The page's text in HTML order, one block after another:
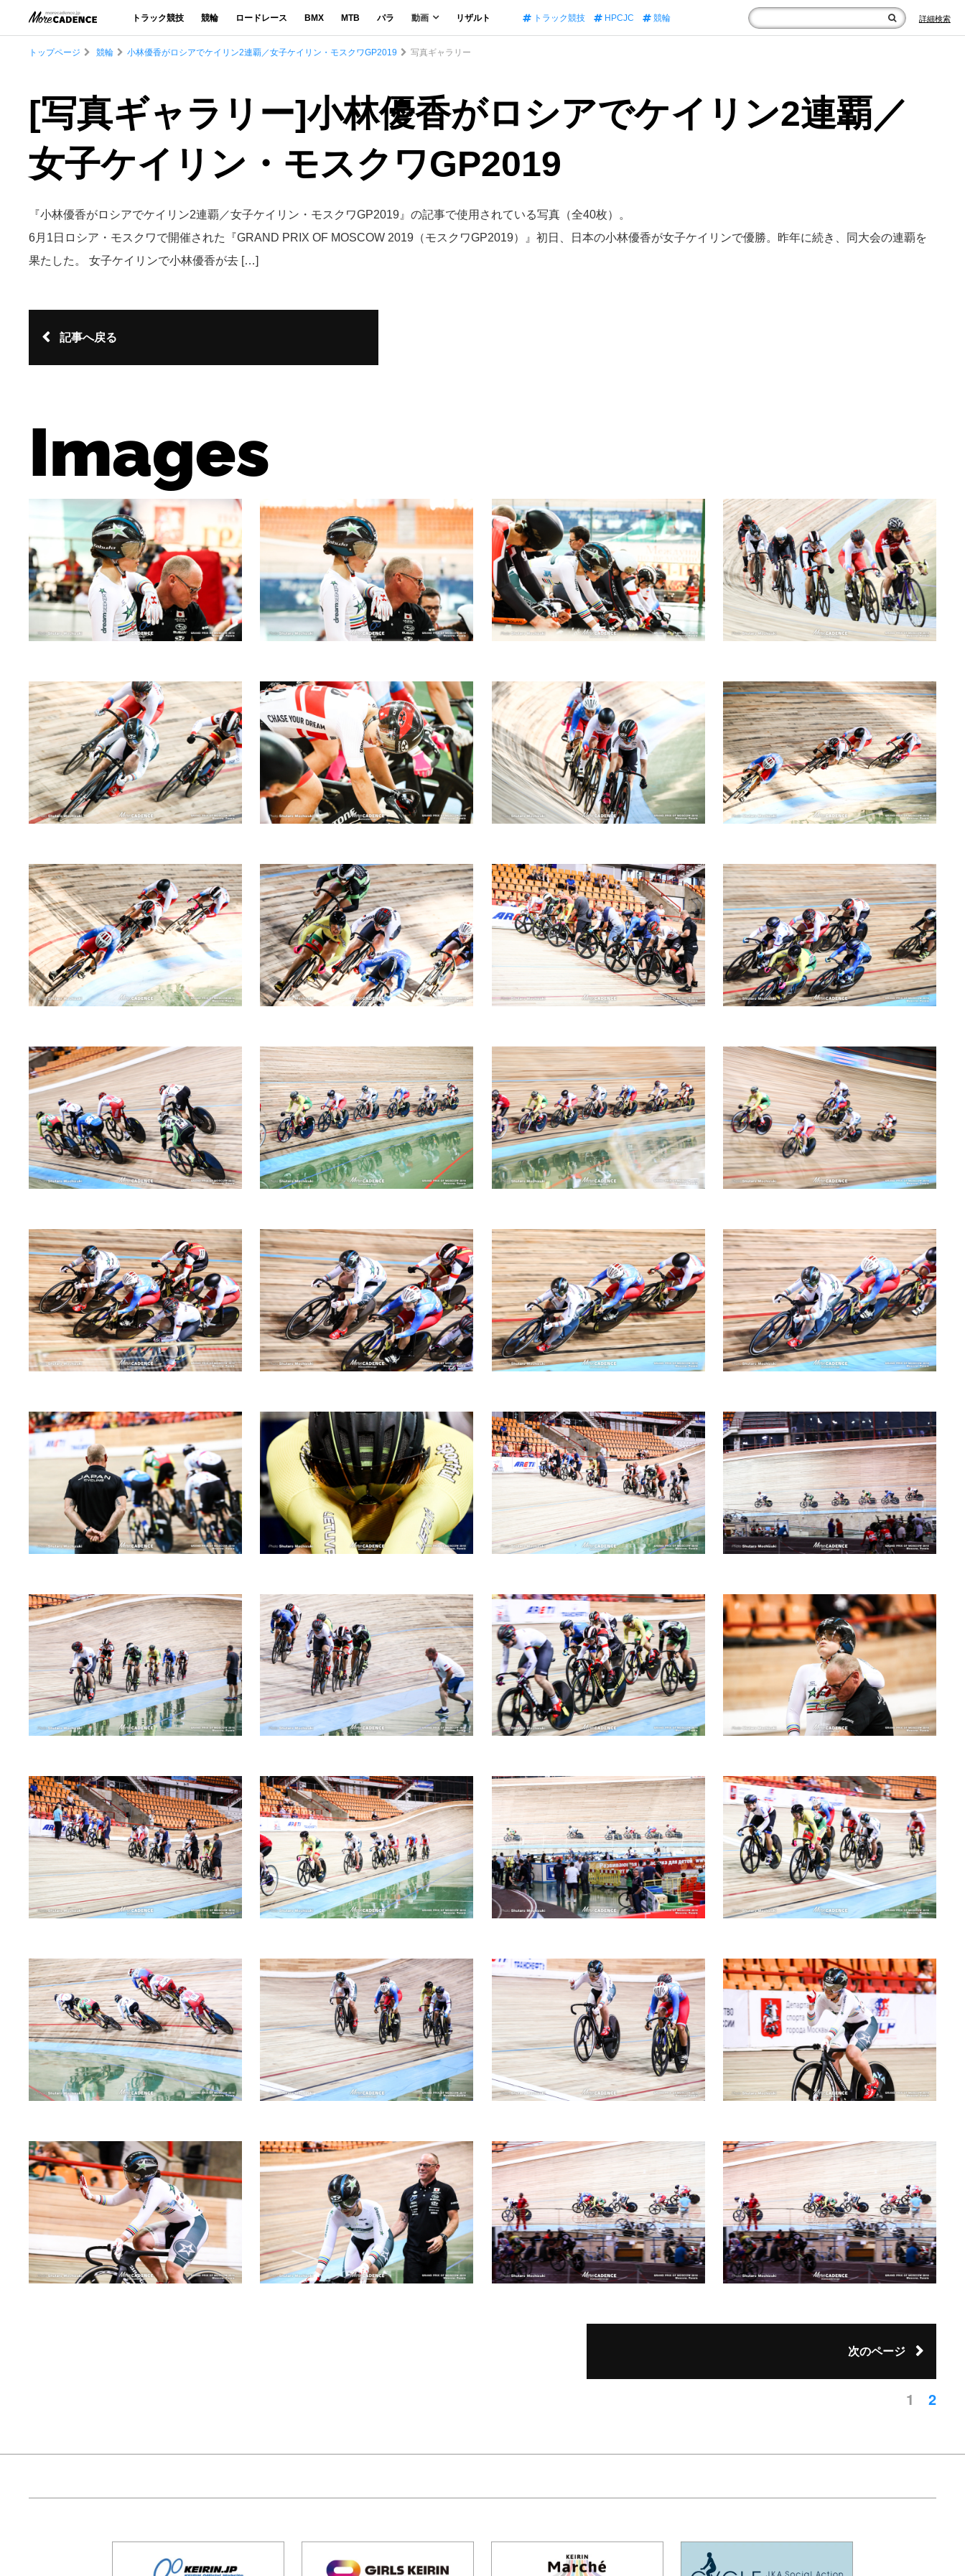
トラック競技 競輪 ロードレース BMX MTB パラ 動画 リザルト トラック競技 HPCJC 競輪 詳細検索
トップページ 競輪 小林優香がロシアでケイリン2連覇／女子ケイリン・モスクワGP2019 写真ギャラリー
[写真ギャラリー]小林優香がロシアでケイリン2連覇／
女子ケイリン・モスクワGP2019
『小林優香がロシアでケイリン2連覇／女子ケイリン・モスクワGP2019』の記事で使用されている写真（全40枚）。
6月1日ロシア・モスクワで開催された『GRAND PRIX OF MOSCOW 2019（モスクワGP2019）』初日、日本の小林優香が女子ケイリンで優勝。昨年に続き、同大会の連覇を
果たした。 女子ケイリンで小林優香が去 […]
記事へ戻る
Images
次のページ
1 2